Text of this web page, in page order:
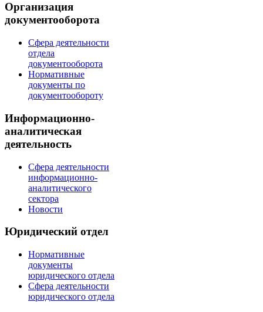
Организация
документооборота
Сфера деятельности
отдела
документооборота
Нормативные
документы по
документообороту
Информационно-
аналитическая
деятельность
Сфера деятельности
информационно-
аналитического
сектора
Новости
Юридический отдел
Нормативные
документы
юридического отдела
Сфера деятельности
юридического отдела